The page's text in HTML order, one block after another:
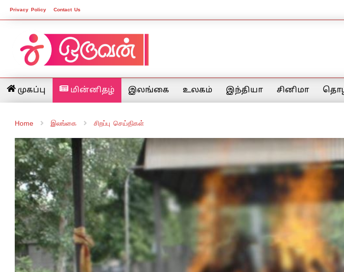
Privacy Policy Contact Us
முகப்பு மின்னிதழ் இலங்கை உலகம் இந்தியா சினிமா
Home இலங்கை சிறப்பு செய்திகள்